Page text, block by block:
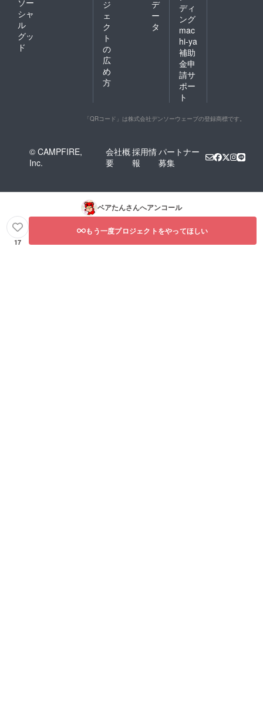
シャ
ル
グッ
ド
ジ
ェ
ク
ト
の
広
め
方
デ
ー
タ
ディ
ング
mac
hi-ya
補助
金申
請サ
ポー
ト
「QRコード」は株式会社デンソーウェーブの登録商標です。
© CAMPFIRE,
Inc.
会社概
要
採用情
報
パートナー
募集
ベアたんさんへアンコール
17
もう一度プロジェクトをやってほしい